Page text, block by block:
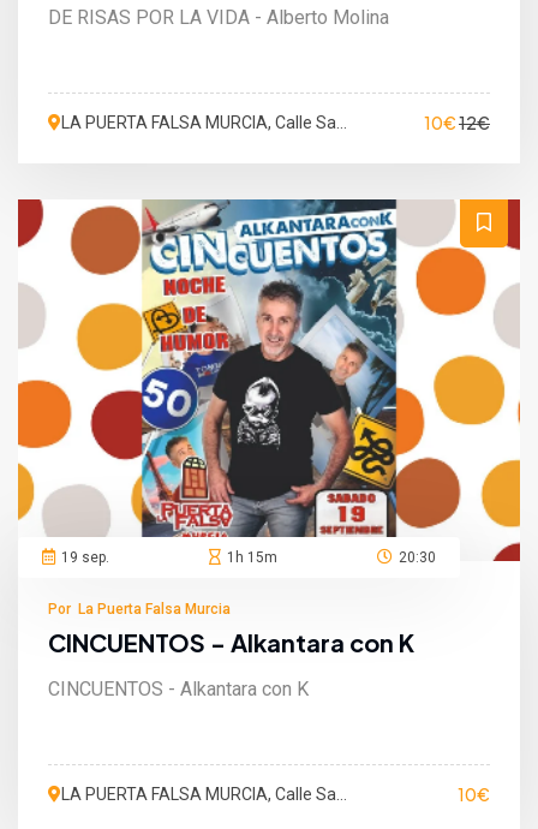
DE RISAS POR LA VIDA - Alberto Molina
LA PUERTA FALSA MURCIA, Calle San
10€12€
19 sep. 1h 15m 20:30
Por La Puerta Falsa Murcia
CINCUENTOS - Alkantara con K
CINCUENTOS - Alkantara con K
LA PUERTA FALSA MURCIA, Calle San
10€